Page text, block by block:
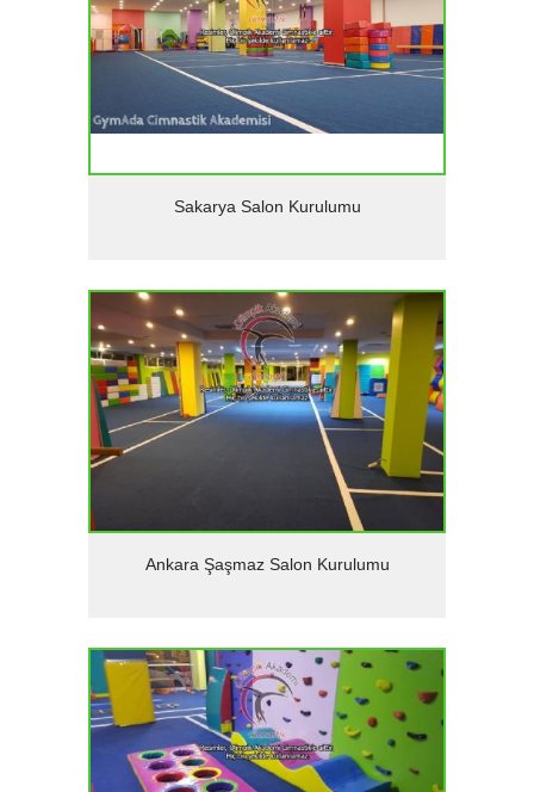
Detaylar
Sakarya Salon Kurulumu
Detaylar
Ankara Şaşmaz Salon Kurulumu